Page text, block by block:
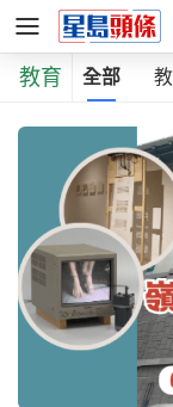
教育 全部